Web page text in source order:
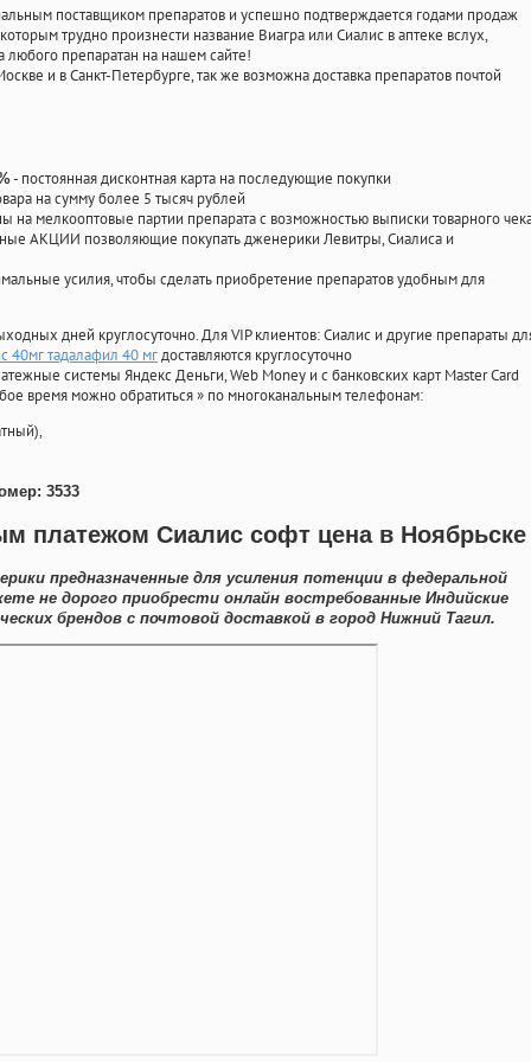
поставщиком препаратов и успешно подтверждается годами продаж
трудно произнести название Виагра или Сиалис в аптеке вслух,
любого препаратан на нашем сайте!
и в Санкт-Петербурге, так же возможна доставка препаратов почтой
- постоянная дисконтная карта на последующие покупки
на сумму более 5 тысяч рублей
мелкооптовые партии препарата с возможностью выписки товарного
АКЦИИ позволяющие покупать дженерики Левитры, Сиалиса и
усилия, чтобы сделать приобретение препаратов удобным для
дней круглосуточно. Для VIP клиентов: Сиалис и другие препараты
40мг тадалафил 40 мгдоставляются круглосуточно
системы Яндекс Деньги, Web Money и с банковских карт Master Card
время можно обратиться» по многоканальным телефонам:
3533
платежом Сиалис софт цена в Ноябрьске
предназначенные для усиления потенции в федеральной
не дорого приобрести онлайн востребованные Индийские
брендов с почтовой доставкой в город Нижний Тагил.